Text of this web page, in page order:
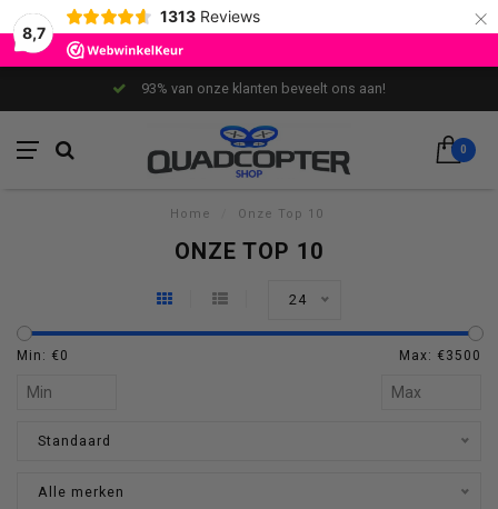
8,7
1313 Reviews ×
93% van onze klanten beveelt ons aan!
0
Home Onze Top 10
ONZE TOP 10
24
Min: €0 Max: €3500
Standaard
Alle merken